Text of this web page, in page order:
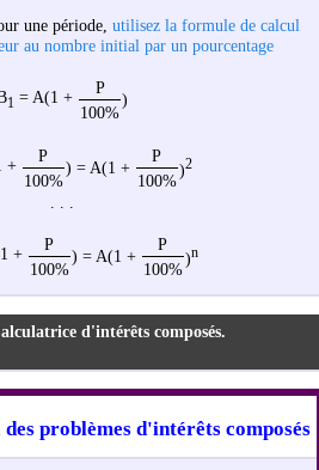
une période, utilisez la formule de calcul
au nombre initial par un pourcentage
1 = A(1 + P
)
100%
+ P
) = A(1 +
P
)2
100%
100%
+ P
) = A(1 +
P
)n
100% 100%
d'intérêts composés.
problèmes d'intérêts composés